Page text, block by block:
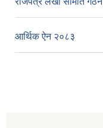
आर्थिक ऐन २०८३